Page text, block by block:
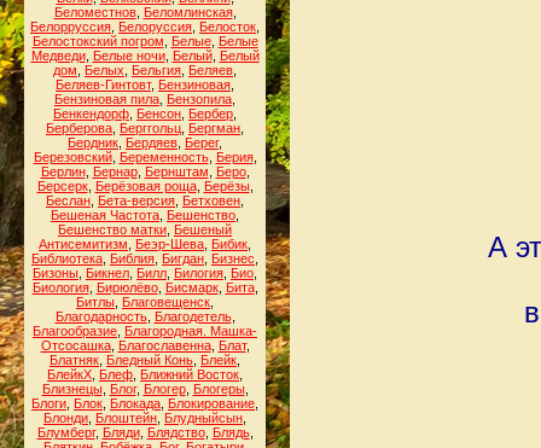
Беломестнов, Беломлинская,
Белорруссия Белоруссия Белосток
Белостокский погром
Белые, Белые
Медведи, Белые ночи, Белый, Белый
дом
Белых Бельгия Беляев
Беляев-Гинтовт, Бензиновая
Бензиновая пила Бензопила
Бенкендорф Бенсон Бербер
Берберова Берггольц Бергман
Бердник Бердяев Берег,
Березовский, Беременность, Берия,
Берлин, Бернар, Бернштам Беро,
Берсерк, Берёзовая роща, Берёзы,
Беслан Бета-версия Бетховен
Бешеная Частота Бешенство
Бешенство матки Бешеный
Антисемитизм
Беэр-Шева Бибик
Библиотека Библия Бигдан Бизнес
Бизоны Бикнел Билл Билогия Био
Биология, Бирюлёво, Бисмарк, Бита,
Битлы Благовещенск
Благодарность, Благодетель,
Благообразие Благородная. Машка-
Отсосашка, Благославенна, Блат,
Блатняк Бледный Конь Блейк
БлейкХ Блеф Ближний Восток
Близнецы, Блог, Блогер, Блогеры,
Блоги Блок Блокада Блокирование
Блонди Блоштейн Блудныйсын
Блумберг, Бляди, Блядство, Блядь,
А